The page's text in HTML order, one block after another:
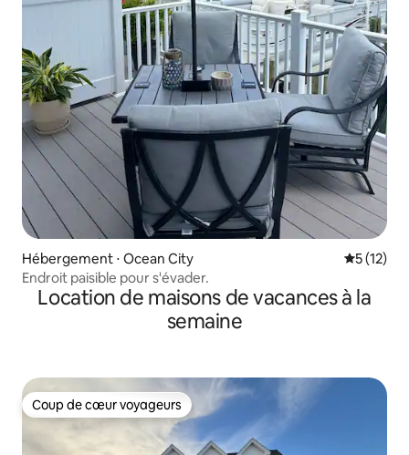
Hébergement ⋅ Ocean City
5 (12)
Endroit paisible pour s'évader.
Location de maisons de vacances à la
semaine
Coup de cœur voyageurs
Coup de cœur voyageurs